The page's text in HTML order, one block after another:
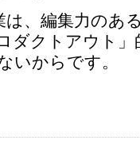
、編集力のあ
ダクトアウト
いからです。